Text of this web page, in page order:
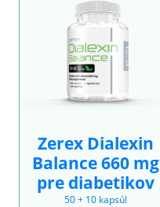
Zerex Dialexin
Balance 660 mg
pre diabetikov
50 + 10 kapsúl